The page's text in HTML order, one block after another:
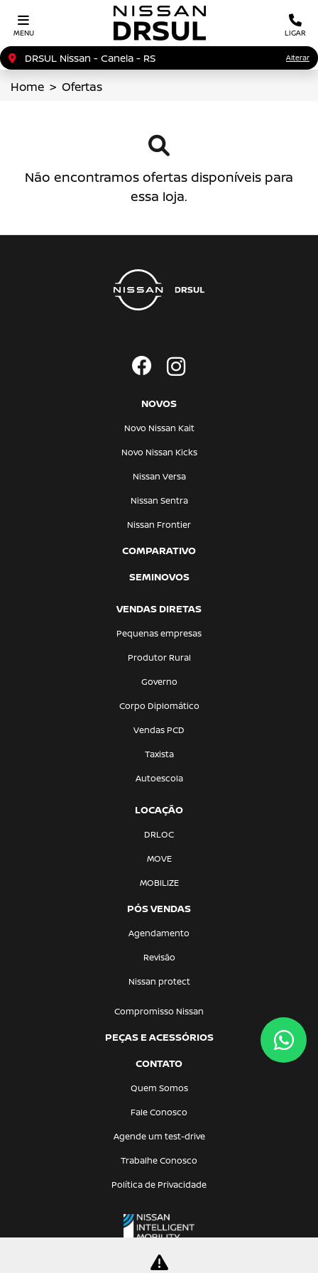
MENU LIGAR
DRSUL Nissan - Canela - RS Alterar
Home Ofertas
Não encontramos ofertas disponíveis para
essa loja.
NOVOS
Novo Nissan Kait
Novo Nissan Kicks
Nissan Versa
Nissan Sentra
Nissan Frontier
COMPARATIVO
SEMINOVOS
VENDAS DIRETAS
Pequenas empresas
Produtor Rural
Governo
Corpo Diplomático
Vendas PCD
Taxista
Autoescola
LOCAÇÃO
DRLOC
MOVE
MOBILIZE
PÓS VENDAS
Agendamento
Revisão
Nissan protect
Compromisso Nissan
PEÇAS E ACESSÓRIOS
CONTATO
Quem Somos
Fale Conosco
Agende um test-drive
Trabalhe Conosco
Política de Privacidade